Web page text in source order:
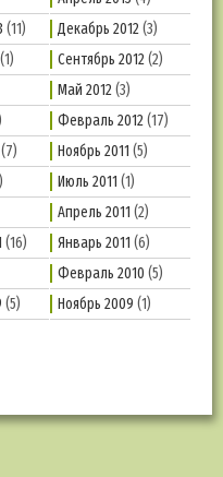
(11) Декабрь 2012(3)
Сентябрь 2012(2)
Май 2012(3)
Февраль 2012(17)
(7) Ноябрь 2011 (5)
Июль 2011 (1)
Апрель 2011 (2)
(16) Январь 2011 (6)
Февраль 2010 (5)
(5) Ноябрь 2009 (1)